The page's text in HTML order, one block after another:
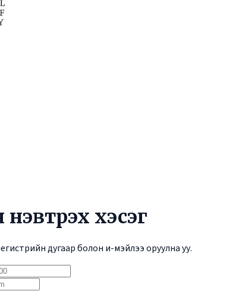
нэвтрэх хэсэг
дугаар болон и-мэйлээ оруулна уу.